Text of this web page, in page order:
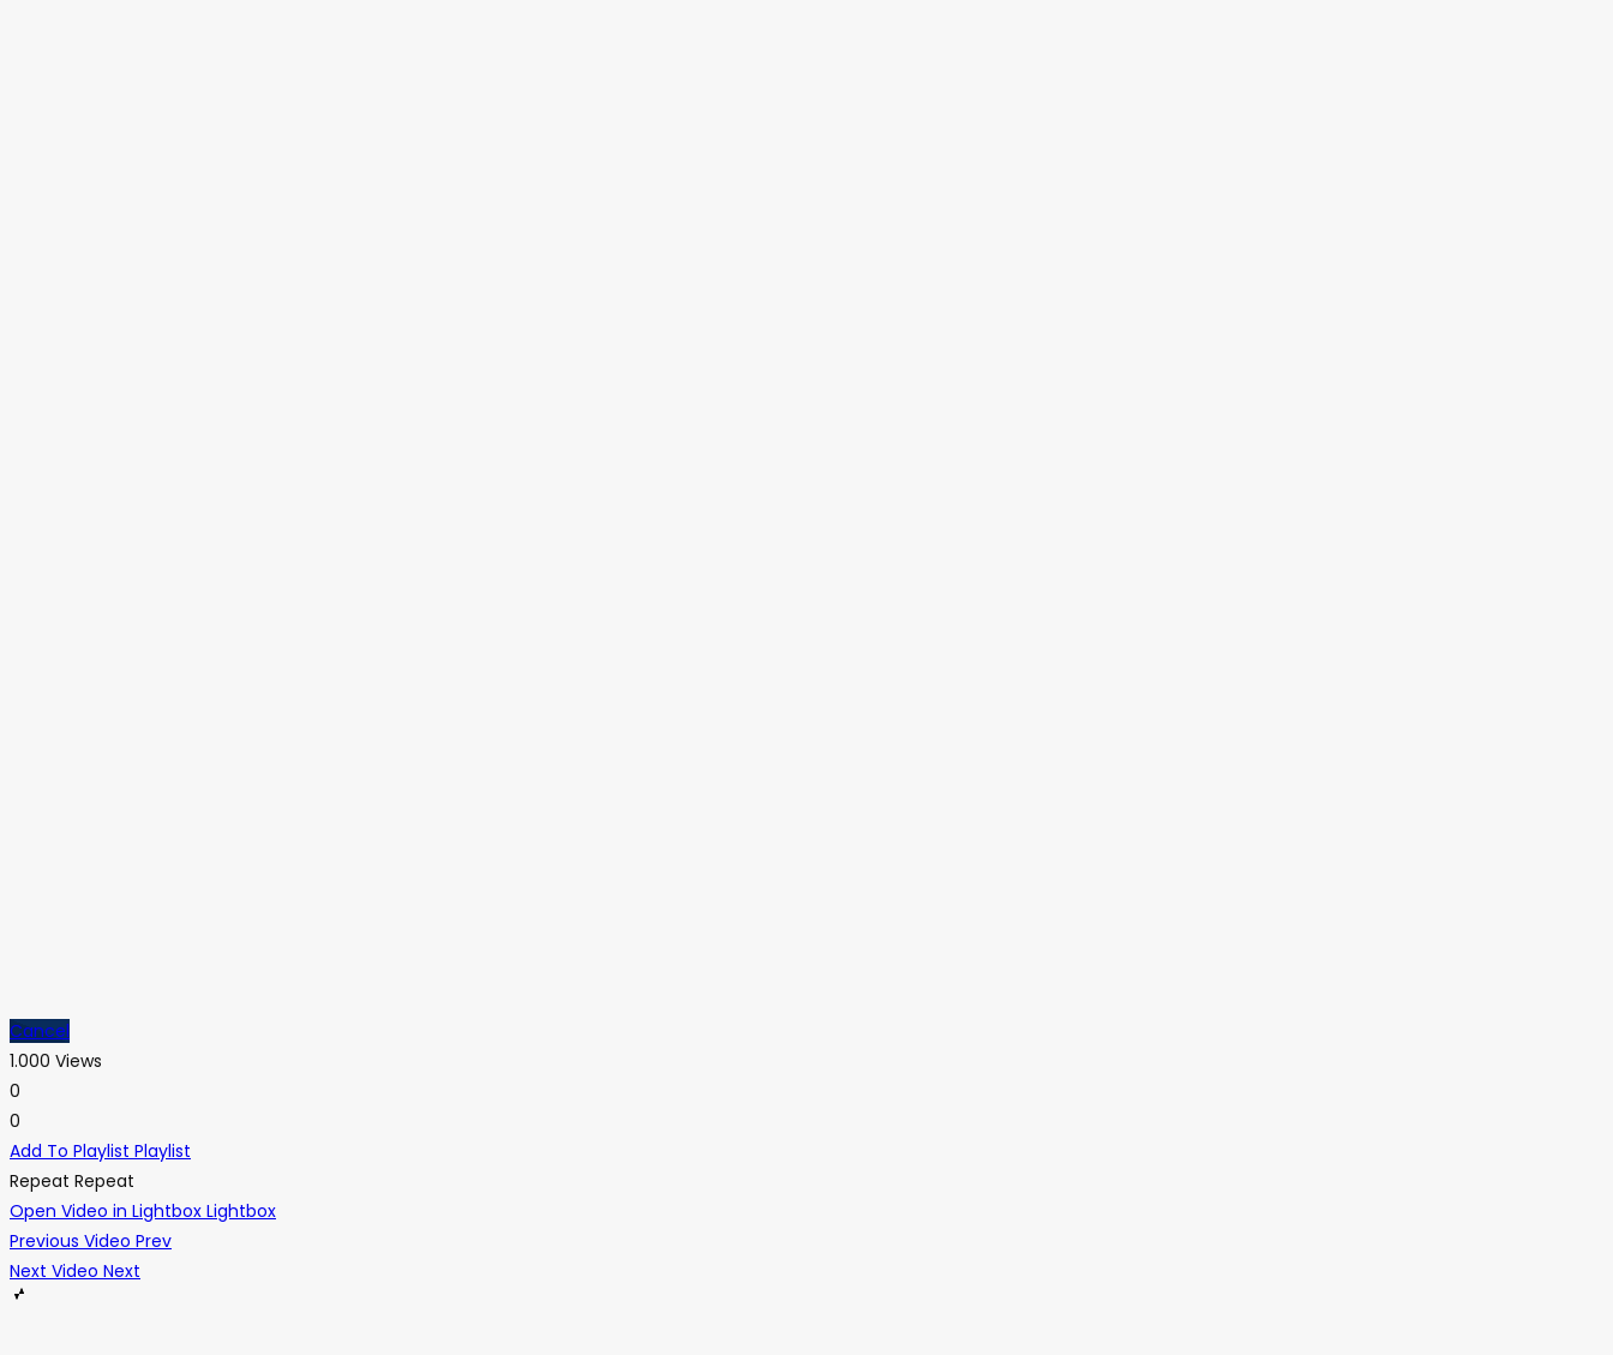
Cancel
1.000 Views
0
0
Add To Playlist Playlist
Repeat Repeat
Open Video in Lightbox Lightbox
Previous Video Prev
Next Video Next